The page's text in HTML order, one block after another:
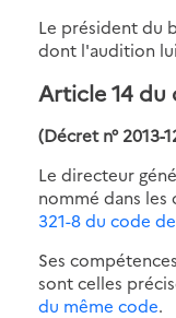
Le président du
dont l'audition
Article 14 du
(Décret n° 2013-
Le directeur
nommé dans
321-8 du code
Ses
sont celles
du même code.